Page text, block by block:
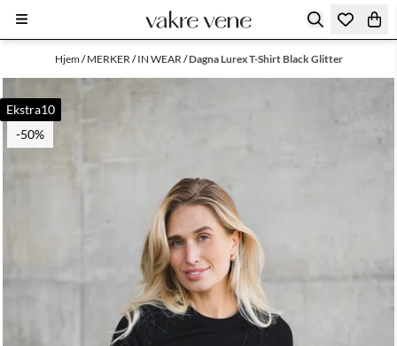
Hopp til innhold
Hjem/MERKER /IN WEAR /Dagna Lurex T-Shirt Black Glitter
Ekstra10
-50%